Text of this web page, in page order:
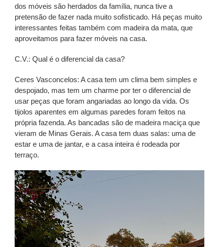
dos móveis são herdados da família, nunca tive a
pretensão de fazer nada muito sofisticado. Há peças muito
interessantes feitas também com madeira da mata, que
aproveitamos para fazer móveis na casa.
C.V.: Qual é o diferencial da casa?
Ceres Vasconcelos: A casa tem um clima bem simples e
despojado, mas tem um charme por ter o diferencial de
usar peças que foram angariadas ao longo da vida. Os
tijolos aparentes em algumas paredes foram feitos na
própria fazenda. As bancadas são de madeira maciça que
vieram de Minas Gerais. A casa tem duas salas: uma de
estar e uma de jantar, e a casa inteira é rodeada por
terraço.